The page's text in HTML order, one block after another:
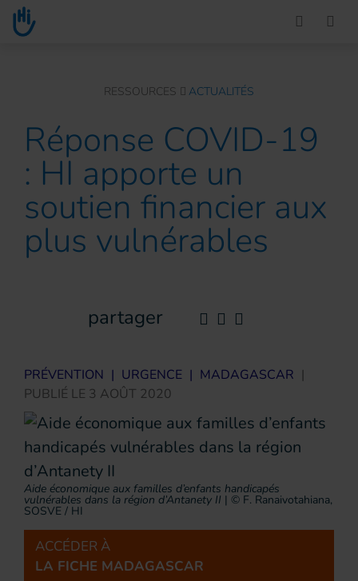
Go to main content
You are here :RESSOURCES ACTUALITÉS
Réponse COVID-19
: HI apporte un
soutien financier aux
plus vulnérables
partager
PRÉVENTION | URGENCE | MADAGASCAR |
PUBLIÉ LE 3 AOÛT 2020
Aide économique aux familles d’enfants handicapés
vulnérables dans la région d’Antanety II | © F. Ranaivotahiana,
SOSVE / HI
ACCÉDER À
LA FICHE MADAGASCAR